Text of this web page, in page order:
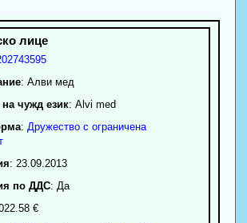
: Алви мед
чужд език: Alvi med
: Дружество с ограничена
: 23.09.2013
по ДДС: Да
€